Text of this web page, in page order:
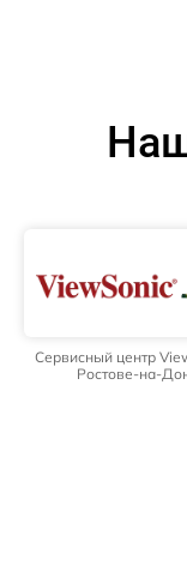
Сервисный центр
Ростове-на-